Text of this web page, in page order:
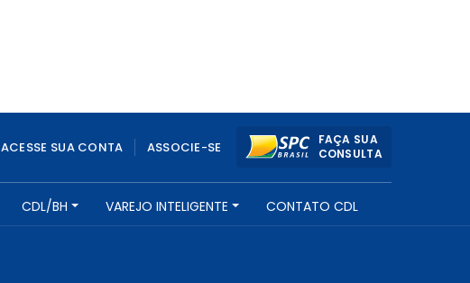
ACESSE SUA CONTA ASSOCIE-SE
FAÇA SUA
CONSULTA
CDL/BH VAREJO INTELIGENTE CONTATO CDL